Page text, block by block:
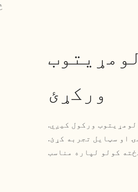
ورکړئ
ته لومړیتوب ورکول کیږي.
او سټایل تجربه کړئ.